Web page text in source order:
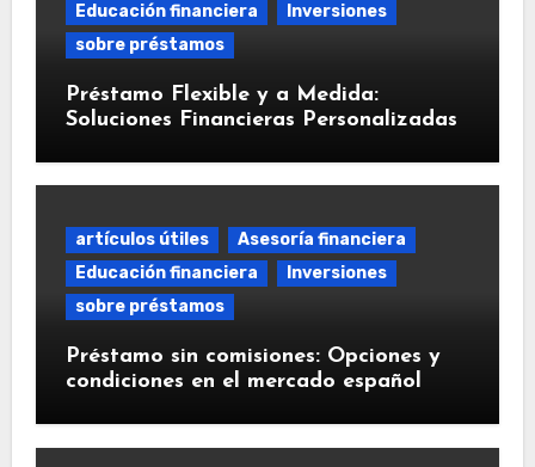
Educación financiera
Inversiones
sobre préstamos
Préstamo Flexible y a Medida:
Soluciones Financieras Personalizadas
artículos útiles
Asesoría financiera
Educación financiera
Inversiones
sobre préstamos
Préstamo sin comisiones: Opciones y
condiciones en el mercado español